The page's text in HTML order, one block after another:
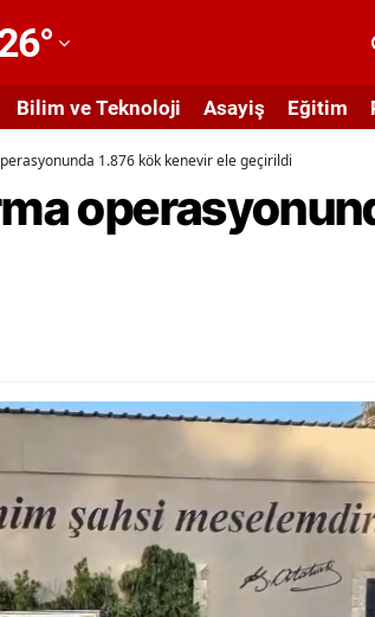
°
Bilim ve Teknoloji Asayiş Eğitim
1.876 kök kenevir ele geçirildi